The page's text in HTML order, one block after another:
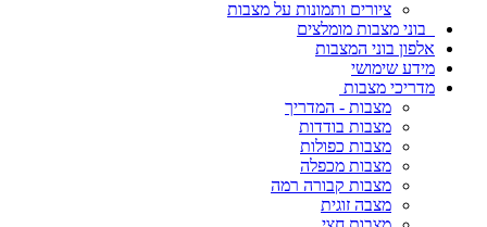
ציורים ותמונות על מצבות
בוני מצבות מומלצים
אלפון בוני המצבות
מידע שימושי
מדריכי מצבות
מצבות - המדריך
מצבות בודדות
מצבות כפולות
מצבות מכפלה
מצבות קבורה רמה
מצבה זוגית